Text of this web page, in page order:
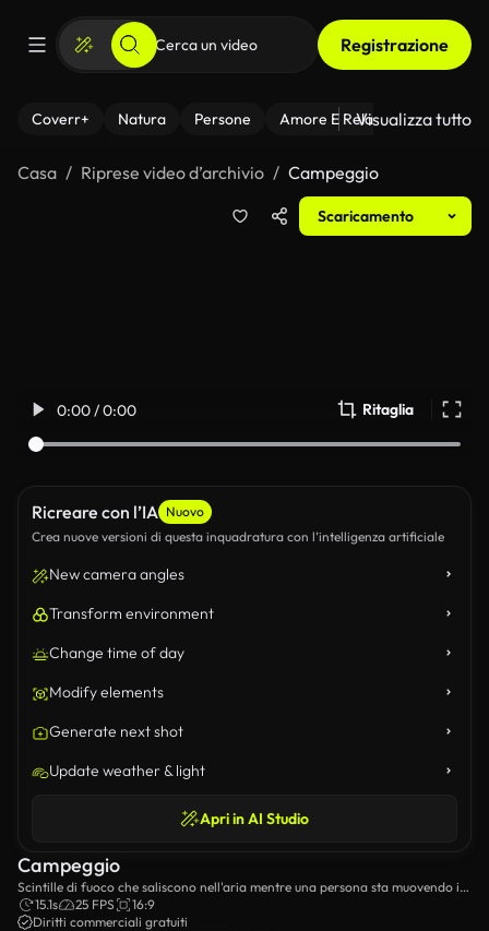
Registrazione
Coverr+ Natura Persone Amore E Relazioni Il
Visualizza tutto
Casa Riprese video d’archivio Campeggio
Scaricamento
0:00 / 0:00 Ritaglia
Ricreare con l’IA Nuovo
Crea nuove versioni di questa inquadratura con l’intelligenza artificiale
New camera angles
Transform environment
Change time of day
Modify elements
Generate next shot
Update weather & light
Apri in AI Studio
Campeggio
Scintille di fuoco che saliscono nell'aria mentre una persona sta muovendo i
fogni nel fuoco del campo.
15.1s 25 FPS
16:9
Diritti commerciali gratuiti